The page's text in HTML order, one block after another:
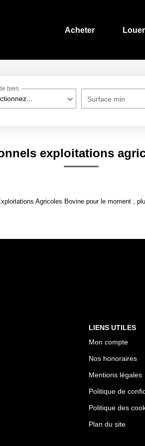
Acheter Louer
bien
Surface min
exploitations
Agricoles Bovine pour le moment ,
LIENS UTILES
Mon compte
Nos honoraires
Mentions légales
Politique de
Politique des
Plan du site